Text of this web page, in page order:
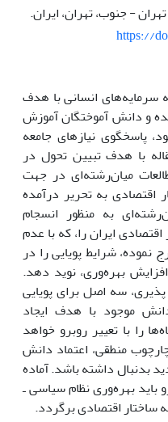
- جنوب، تهران، ایران.
https://
سرمایه‌های انسانی با هدف
و دانش آموختگان آموزش
پاسخگوی نیازهای جامعه
با هدف تبیین تحول در
میان‌رشته‌ای در جهت
اقتصادی به تحریر درآمده
به منظور انسجام
ایران را، که با عدم
نموده، شرایط پویایی را در
بهره‌وری، نوید دهد.
سه اصل برای پویایی
موجود با هدف ایجاد
را با تعییر روبرو خواهد
منطقی، اعتماد دانش
بدنبال داشته باشد. آماده
بهره‌وری نظام سیاسی ـ
ساختار اقتصادی برگردد.